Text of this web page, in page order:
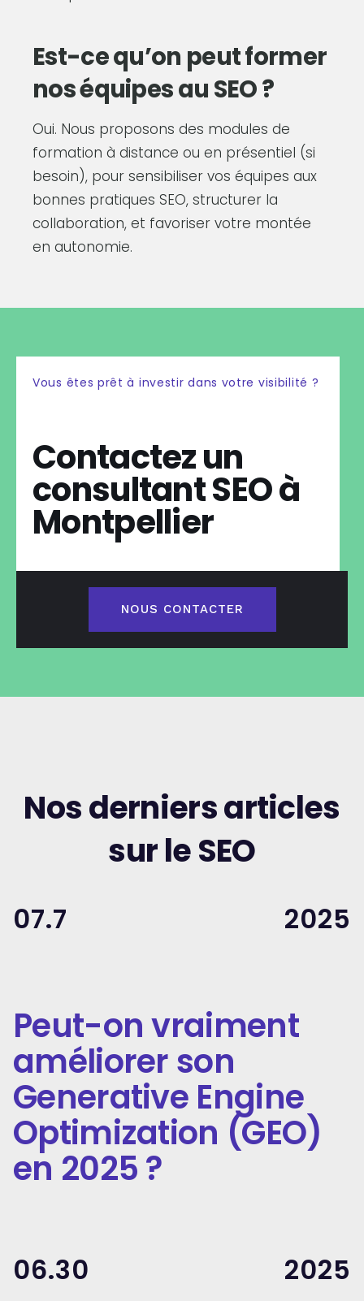
Est-ce qu’on peut former
nos équipes au SEO ?
Oui. Nous proposons des modules de
formation à distance ou en présentiel (si
besoin), pour sensibiliser vos équipes aux
bonnes pratiques SEO, structurer la
collaboration, et favoriser votre montée
en autonomie.
Vous êtes prêt à investir dans votre visibilité ?
Contactez un
consultant SEO à
Montpellier
NOUS CONTACTER
Nos derniers articles
sur le SEO
07.7 2025
Peut-on vraiment
améliorer son
Generative Engine
Optimization (GEO)
en 2025 ?
06.30 2025